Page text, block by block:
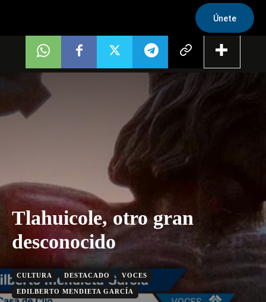
Únete
Tlahuicole, otro gran
desconocido
CULTURA DESTACADO VOCES
EDILBERTO MENDIETA GARCÍA